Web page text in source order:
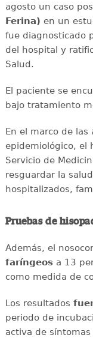
agosto un caso
Ferina) en un
fue diagnosticado
del hospital y
Salud.
El paciente se
bajo tratamiento
En el marco de
epidemiológico, el
Servicio de
resguardar la
hospitalizados,
Pruebas de
Además, el
faríngeosa 13
como medida de
Los resultados
periodo de
activa de